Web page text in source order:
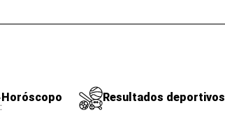
Horóscopo Resultados deportivos